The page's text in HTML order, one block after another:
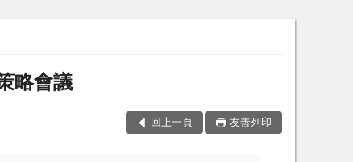
略會議
回上一頁 友善列印